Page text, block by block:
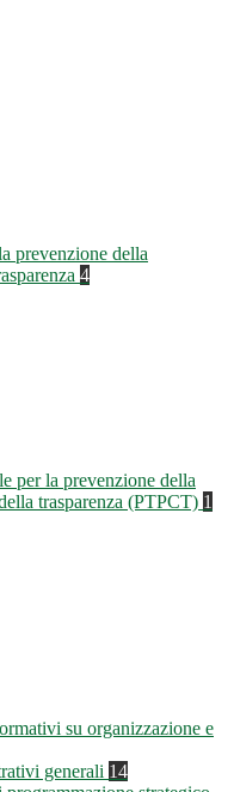
prevenzione della
4
per la prevenzione della
trasparenza (PTPCT) 1
su organizzazione e
generali 14